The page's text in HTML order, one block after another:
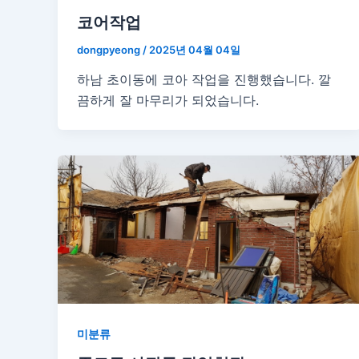
코어작업
dongpyeong / 2025년 04월 04일
하남 초이동에 코아 작업을 진행했습니다. 깔
끔하게 잘 마무리가 되었습니다.
미분류